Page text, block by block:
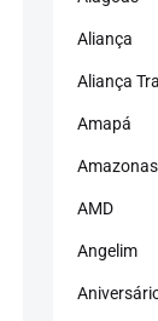
Aliança
Aliança
Amapá
Amazonas
AMD
Angelim